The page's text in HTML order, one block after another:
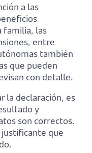
a las
familia, las
entre
también
que pueden
con detalle.
la declaración, es
y
son correctos.
justificante que